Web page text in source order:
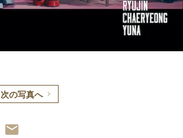
次の写真へ